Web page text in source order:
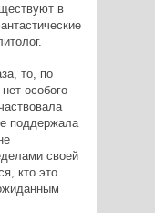
в
то, по
особого
поддержала
своей
кто это